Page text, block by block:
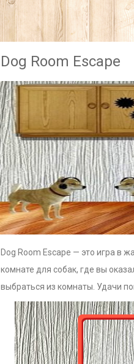
Dog Room Escape
Dog Room Escape — это игра в
комнате для собак, где вы
выбраться из комнаты. Удачи